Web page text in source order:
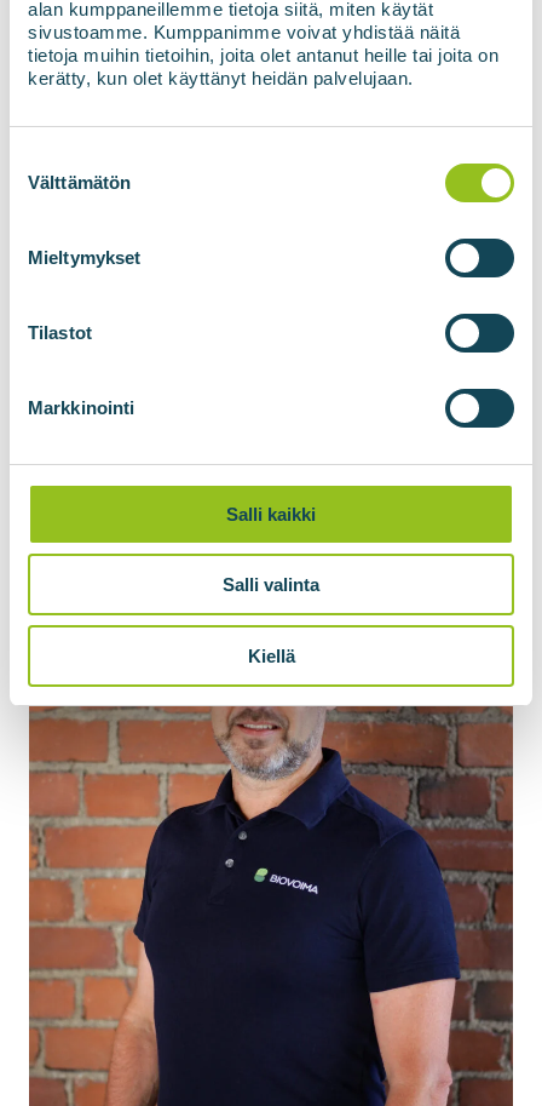
alan kumppaneillemme tietoja siitä, miten käytät
sivustoamme. Kumppanimme voivat yhdistää näitä
tietoja muihin tietoihin, joita olet antanut heille tai joita on
kerätty, kun olet käyttänyt heidän palvelujaan.
valinta
Välttämätön
Mieltymykset
Tilastot
Markkinointi
Salli kaikki
Salli valinta
Kiellä
Försäljningschef, Norge
svein.ringdal@biovoima.fi